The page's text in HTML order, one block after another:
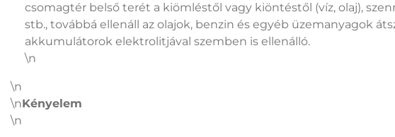
csomagtér belső terét a kiömléstől vagy kiöntéstől (víz, olaj),
stb., továbbá ellenáll az olajok, benzin és egyéb üzemanyagok
akkumulátorok elektrolitjával szemben is ellenálló.
\n
\n
\nKényelem
\n